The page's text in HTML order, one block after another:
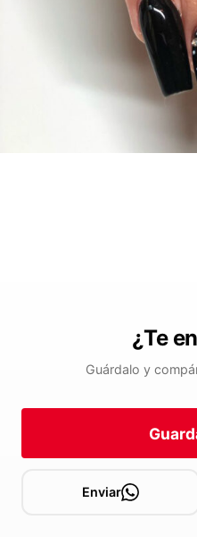
¿Te
Guárdalo y
Enviar